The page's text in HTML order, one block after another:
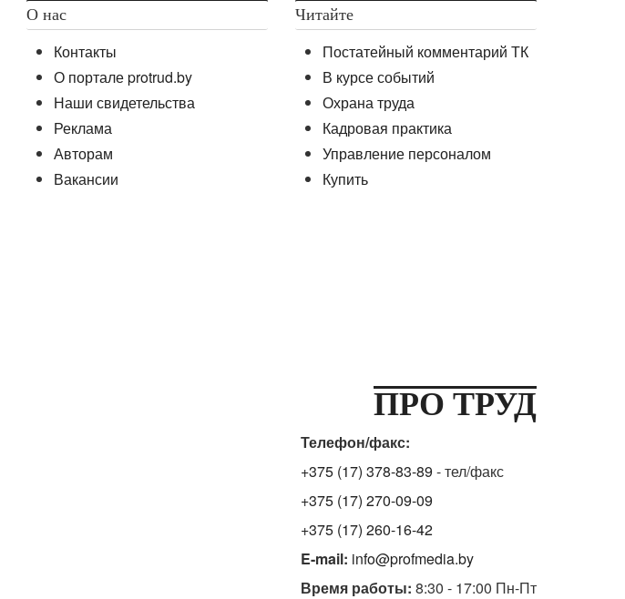
О нас
Контакты
О портале protrud.by
Наши свидетельства
Реклама
Авторам
Вакансии
Читайте
Постатейный комментарий ТК
В курсе событий
Охрана труда
Кадровая практика
Управление персоналом
Купить
ПРО ТРУД
Телефон/факс:
+375 (17) 378-83-89 - тел/факс
+375 (17) 270-09-09
+375 (17) 260-16-42
E-mail: info@profmedia.by
Время работы: 8:30 - 17:00 Пн-Пт